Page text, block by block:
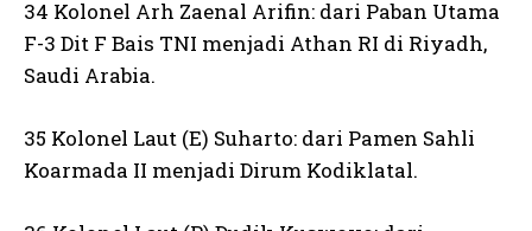
34 Kolonel Arh Zaenal Arifin: dari Paban Utama
F-3 Dit F Bais TNI menjadi Athan RI di Riyadh,
Saudi Arabia.
35 Kolonel Laut (E) Suharto: dari Pamen Sahli
Koarmada II menjadi Dirum Kodiklatal.